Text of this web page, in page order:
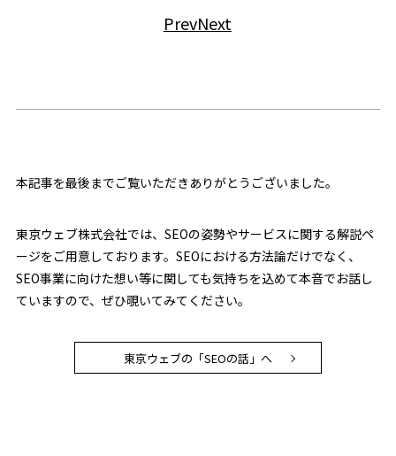
PrevNext
本記事を最後までご覧いただきありがとうございました。
東京ウェブ株式会社では、SEOの姿勢やサービスに関する解説ペ
ージをご用意しております。SEOにおける方法論だけでなく、
SEO事業に向けた想い等に関しても気持ちを込めて本音でお話し
ていますので、ぜひ覗いてみてください。
東京ウェブの「SEOの話」へ